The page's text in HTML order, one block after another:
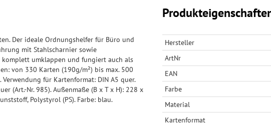
Der ideale Ordnungshelfer für Büro und
mit Stahlscharnier sowie
komplett umklappen und fungiert auch als
von 330 Karten (190g/m²) bis max. 500
für Kartenformat: DIN A5 quer.
(Art.-Nr. 985). Außenmaße (B x T x H): 228 x
Polystyrol (PS). Farbe: blau.
Hersteller
ArtNr
EAN
Farbe
Material
Kartenformat